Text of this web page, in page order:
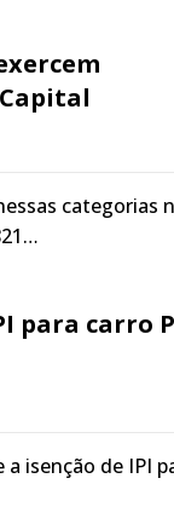
categorias
para carro
a isenção de IPI